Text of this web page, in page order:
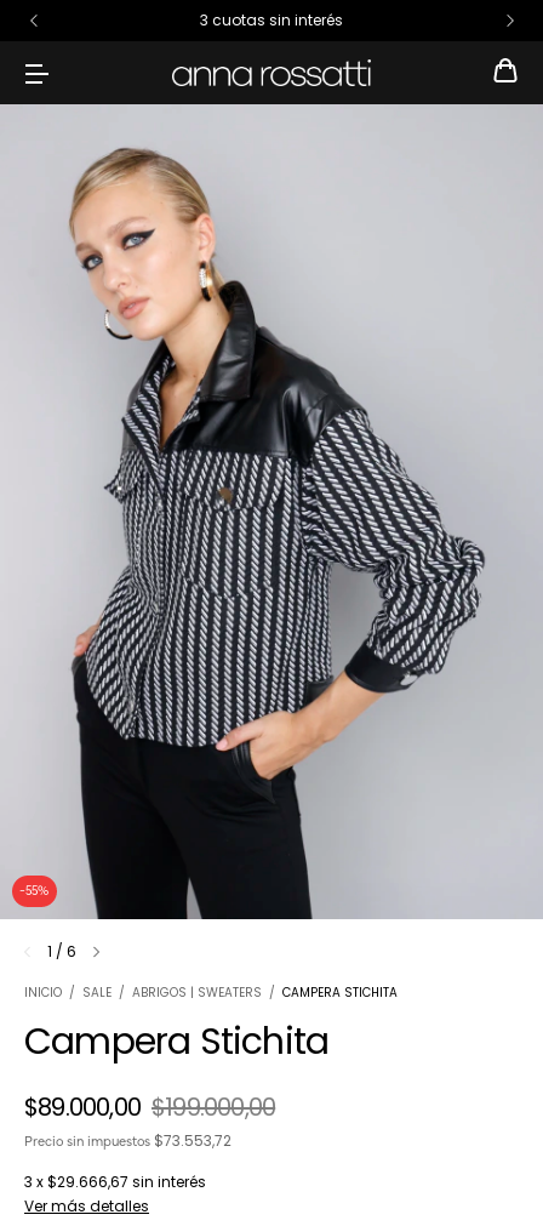
3 cuotas sin interés
-55%
1 / 6
INICIO / SALE / ABRIGOS | SWEATERS / CAMPERA STICHITA
Campera Stichita
$89.000,00 $199.000,00
Precio sin impuestos $73.553,72
3 x$29.666,67 sin interés
Ver más detalles